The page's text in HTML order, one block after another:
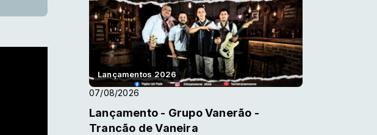
Lançamentos 2026
07/08/2026
Lançamento - Grupo Vanerão -
Trancão de Vaneira